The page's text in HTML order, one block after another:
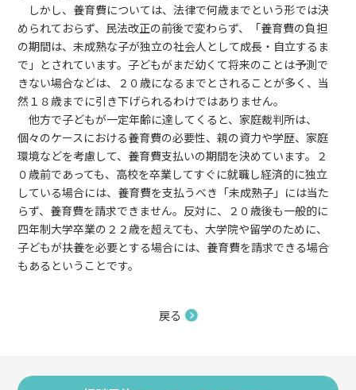
しかし、養育費については、法律で何歳までという形では決
められておらず、民法改正の前後で変わらず、「養育費の負担
の期間は、未成熟な子が独立の社会人として成長・自立するま
で」とされています。子どもがまだ幼くて将来のことは予測で
きない場合などは、２０歳になるまでとされることが多く、当
然１８歳までに引き下げられるわけではありません。
他方で子どもが一定年齢に達してくると、家庭裁判所は、
個々のケースにおける養育費の必要性、親の資力や学歴、家庭
環境などを考慮して、養育費支払いの期間を決めています。 ２
０歳前であっても、高校を卒業してすぐに就職し経済的に独立
している場合には、養育費を支払うべき「未成熟子」には当た
らず、養育費を請求できません。反対に、２０歳後も一般的に
四年制大学卒業の２２歳を超えても、大学院や留学のために、
子どもが扶養を必要とする場合には、養育費を請求できる場合
もあるということです。
戻る